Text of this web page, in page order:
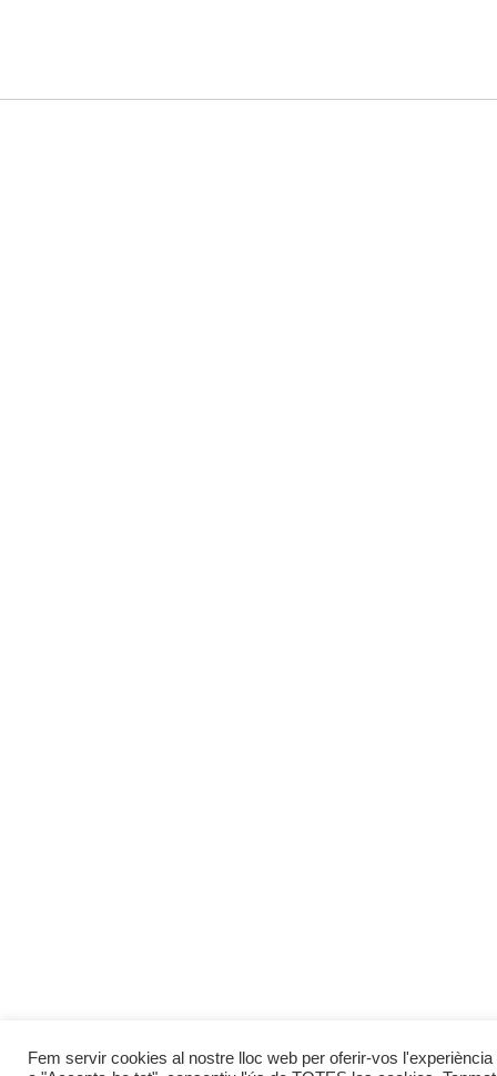
Fem servir cookies al nostre lloc web per oferir-vos